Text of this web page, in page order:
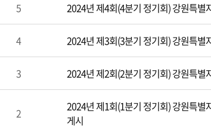
5 2024년 제4회(4분기 정기회) 강원특
4 2024년 제3회(3분기 정기회) 강원특
3 2024년 제2회(2분기 정기회) 강원특
2
2024년 제1회(1분기 정기회) 강원특
게시